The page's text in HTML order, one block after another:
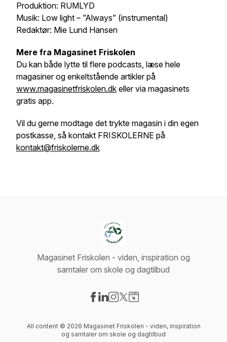
Produktion: RUMLYD
Musik: Low light – ”Always” (instrumental)
Redaktør: Mie Lund Hansen
Mere fra Magasinet Friskolen
Du kan både lytte til flere podcasts, læse hele
magasiner og enkeltstående artikler på
www.magasinetfriskolen.dk eller via magasinets
gratis app.
Vil du gerne modtage det trykte magasin i din egen
postkasse, så kontakt FRISKOLERNE på
kontakt@friskolerne.dk
Magasinet Friskolen - viden, inspiration og
samtaler om skole og dagtilbud
All content © 2026 Magasinet Friskolen - viden, inspiration
og samtaler om skole og dagtilbud